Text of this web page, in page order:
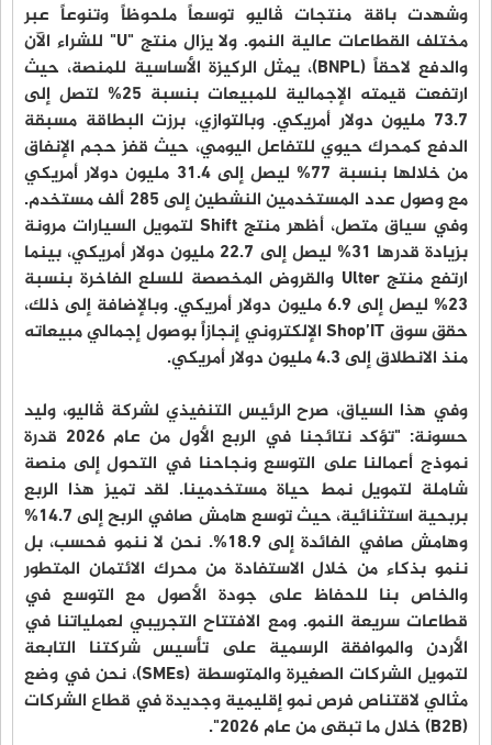
وشهدت باقة منتجات ڤاليو توسعاً ملحوظاً وتنوعاً عبر
مختلف القطاعات عالية النمو. ولا يزال منتج "U" للشراء الآن
والدفع لاحقاً (BNPL)، يمثل الركيزة الأساسية للمنصة، حيث
ارتفعت قيمته الإجمالية للمبيعات بنسبة 25% لتصل إلى
73.7 مليون دولار أمريكي. وبالتوازي، برزت البطاقة مسبقة
الدفع كمحرك حيوي للتفاعل اليومي، حيث قفز حجم الإنفاق
من خلالها بنسبة 77% ليصل إلى 31.4 مليون دولار أمريكي
مع وصول عدد المستخدمين النشطين إلى 285 ألف مستخدم.
وفي سياق متصل، أظهر منتج Shift لتمويل السيارات مرونة
بزيادة قدرها 31% ليصل إلى 22.7 مليون دولار أمريكي، بينما
ارتفع منتج Ulter والقروض المخصصة للسلع الفاخرة بنسبة
23% ليصل إلى 6.9 مليون دولار أمريكي. وبالإضافة إلى ذلك،
حقق سوق Shop’IT الإلكتروني إنجازاً بوصول إجمالي مبيعاته
منذ الانطلاق إلى 4.3 مليون دولار أمريكي.
وفي هذا السياق، صرح الرئيس التنفيذي لشركة ڤاليو، وليد
حسونة: "تؤكد نتائجنا في الربع الأول من عام 2026 قدرة
نموذج أعمالنا على التوسع ونجاحنا في التحول إلى منصة
شاملة لتمويل نمط حياة مستخدمينا. لقد تميز هذا الربع
بربحية استثنائية، حيث توسع هامش صافي الربح إلى 14.7%
وهامش صافي الفائدة إلى 18.9%. نحن لا ننمو فحسب، بل
ننمو بذكاء من خلال الاستفادة من محرك الائتمان المتطور
والخاص بنا للحفاظ على جودة الأصول مع التوسع في
قطاعات سريعة النمو. ومع الافتتاح التجريبي لعملياتنا في
الأردن والموافقة الرسمية على تأسيس شركتنا التابعة
لتمويل الشركات الصغيرة والمتوسطة (SMEs)، نحن في وضع
مثالي لاقتناص فرص نمو إقليمية وجديدة في قطاع الشركات
(B2B) خلال ما تبقى من عام 2026".